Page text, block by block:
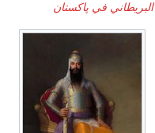
البريطاني في پاكستان